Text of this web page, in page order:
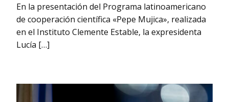
En la presentación del Programa latinoamericano
de cooperación científica «Pepe Mujica», realizada
en el Instituto Clemente Estable, la expresidenta
Lucía […]